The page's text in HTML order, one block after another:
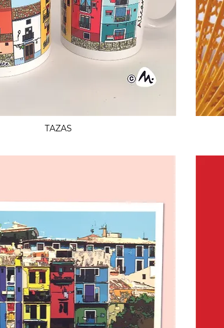
TAZAS